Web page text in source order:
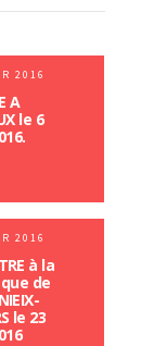
2016
A
le 6
2016
à la
de
le 23